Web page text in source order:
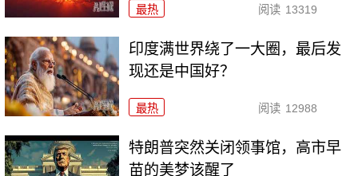
最热 阅读 13319
印度满世界绕了一大圈，最后发
现还是中国好？
最热 阅读 12988
特朗普突然关闭领事馆，高市早
苗的美梦该醒了